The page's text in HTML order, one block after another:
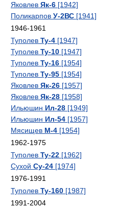
Яковлев Як-6 [1942]
Поликарпов У-2ВС [1941]
1946-1961
Туполев Ту-4 [1947]
Туполев Ту-10 [1947]
Туполев Ту-16 [1954]
Туполев Ту-95 [1954]
Яковлев Як-26 [1957]
Яковлев Як-28 [1958]
Ильюшин Ил-28 [1949]
Ильюшин Ил-54 [1957]
Мясищев М-4 [1954]
1962-1975
Туполев Ту-22 [1962]
Сухой Су-24 [1974]
1976-1991
Туполев Ту-160 [1987]
1991-2004